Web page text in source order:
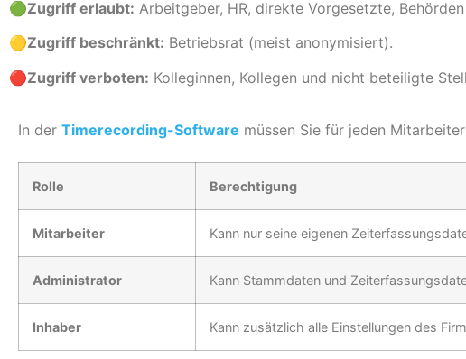
🟢Zugriff erlaubt: Arbeitgeber, HR, direkte Vorgesetzte,
🟡Zugriff beschränkt: Betriebsrat (meist anonymisiert).
🔴Zugriff verboten: Kolleginnen, Kollegen und nicht beteiligte
In der Timerecording-Software müssen Sie für jeden
Rolle Berechtigung
Mitarbeiter Kann nur seine eigenen
Administrator Kann Stammdaten und
Inhaber Kann zusätzlich alle Einstellungen des